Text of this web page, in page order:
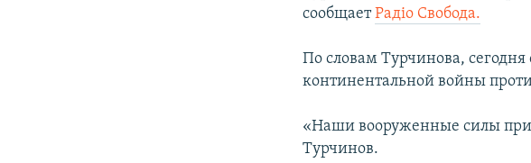
сообщаетРадіо Свобода.
По словам Турчинова, сегодня
континентальной войны
«Наши вооруженные силы
Турчинов.